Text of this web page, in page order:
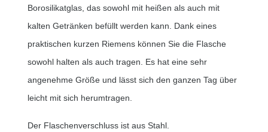
Borosilikatglas, das sowohl mit heißen als auch mit
kalten Getränken befüllt werden kann. Dank eines
praktischen kurzen Riemens können Sie die Flasche
sowohl halten als auch tragen. Es hat eine sehr
angenehme Größe und lässt sich den ganzen Tag über
leicht mit sich herumtragen.
Der Flaschenverschluss ist aus Stahl.